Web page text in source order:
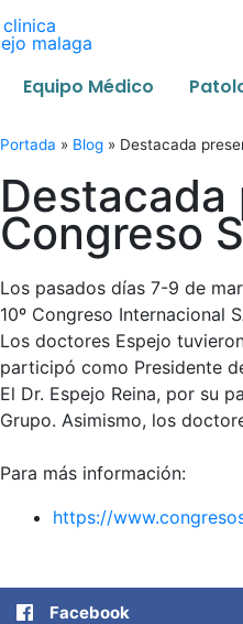
Equipo Médico
Portada » Blog » Destacada
Destacada
Congreso
Los pasados días 7-9 de
10º Congreso Internacional
Los doctores Espejo
participó como Presidente
El Dr. Espejo Reina, por su
Grupo. Asimismo, los
Para más información:
https://
Facebook